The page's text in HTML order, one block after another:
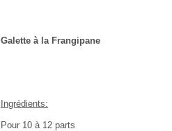
Galette à la
Ingrédients:
Pour 10 à 12 parts